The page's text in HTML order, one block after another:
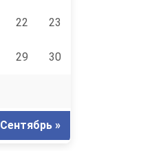
22 23
29 30
Сентябрь »